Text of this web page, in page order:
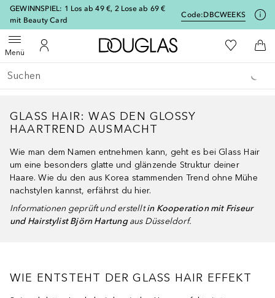
GEWINNSPIEL: 1 Los ab 49 €, 2 Lose ab 69 €
mit Beauty Card
Code:DBCWEEKS
MenüMenü öffnenZu Meinem Kundenkonto
Zur Douglas Startseite
Zu Meiner
Gehe zurück
Suche ausführen
GLASS HAIR: WAS DEN GLOSSY
HAARTREND AUSMACHT
Wie man dem Namen entnehmen kann, geht es bei Glass Hair
um eine besonders glatte und glänzende Struktur deiner
Haare. Wie du den aus Korea stammenden Trend ohne Mühe
nachstylen kannst, erfährst du hier.
Informationen geprüft und erstelltin Kooperation mit Friseur
und Hairstylist Björn Hartungaus Düsseldorf.
WIE ENTSTEHT DER GLASS HAIR EFFEKT
[navigation.slideout.screenreader]